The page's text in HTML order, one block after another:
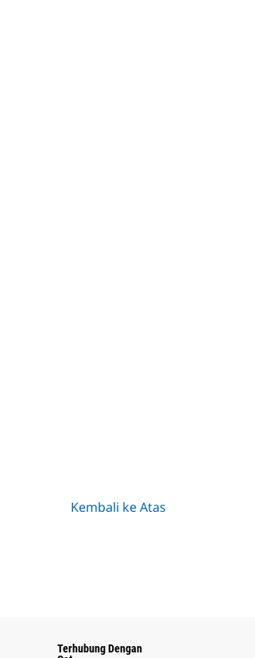
Kembali ke Atas
Terhubung Dengan